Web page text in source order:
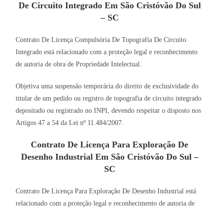
De Circuito Integrado Em São Cristóvão Do Sul
– SC
Contrato De Licença Compulsória De Topografia De Circuito
Integrado está relacionado com a proteção legal e reconhecimento
de autoria de obra de Propriedade Intelectual.
Objetiva uma suspensão temporária do direito de exclusividade do
titular de um pedido ou registro de topografia de circuito integrado
depositado ou registrado no INPI, devendo respeitar o disposto nos
Artigos 47 a 54 da Lei nº 11.484/2007.
Contrato De Licença Para Exploração De
Desenho Industrial Em São Cristóvão Do Sul –
SC
Contrato De Licença Para Exploração De Desenho Industrial está
relacionado com a proteção legal e reconhecimento de autoria de